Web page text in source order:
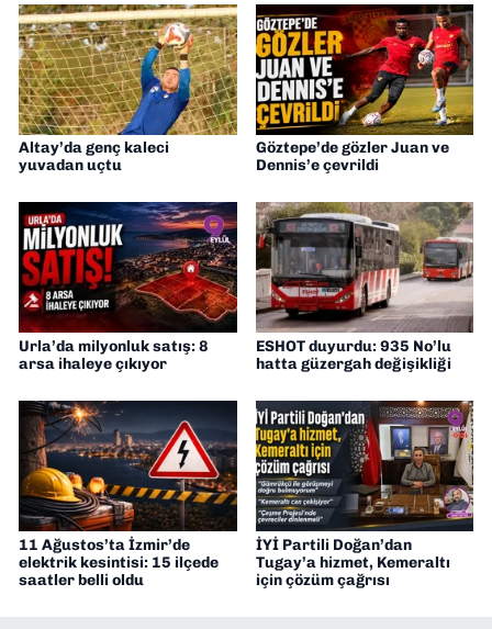
Altay’da genç kaleci
yuvadan uçtu
Göztepe’de gözler Juan ve
Dennis’e çevrildi
Urla’da milyonluk satış: 8
arsa ihaleye çıkıyor
ESHOT duyurdu: 935 No’lu
hatta güzergah değişikliği
11 Ağustos’ta İzmir’de
elektrik kesintisi: 15 ilçede
saatler belli oldu
İYİ Partili Doğan’dan
Tugay’a hizmet, Kemeraltı
için çözüm çağrısı